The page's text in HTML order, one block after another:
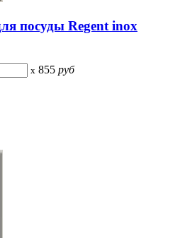
посуды Regent inox
x 855 руб